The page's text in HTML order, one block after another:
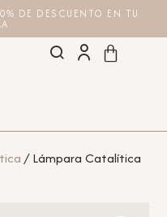
DE DESCUENTO EN TU
/ Lámpara Catalítica